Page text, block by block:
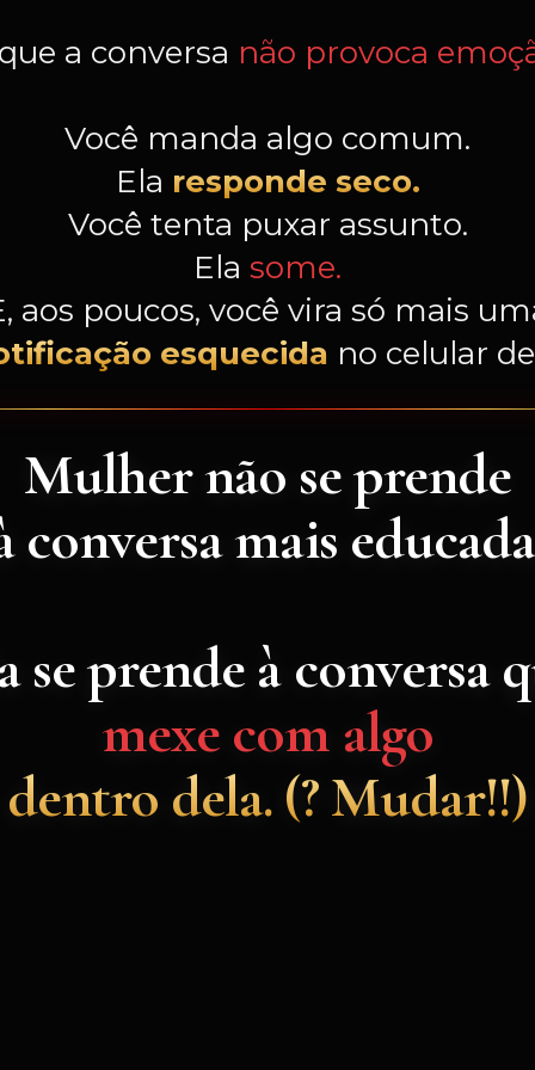
a conversa não provoca
Você manda algo comum.
Ela responde seco.
Você tenta puxar assunto.
Ela some.
aos poucos, você vira só mais
esquecida no celular
Mulher não se prende
conversa mais
se prende à conversa
mexe com algo
dentro dela. (? Mudar!!)